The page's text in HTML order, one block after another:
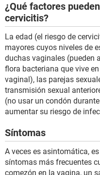
¿Qué factores
cervicitis?
La edad (el riesgo de
mayores cuyos niveles de
duchas vaginales (pueden
flora bacteriana que vive
vaginal), las parejas
transmisión sexual
(no usar un condón
aumentar su riesgo de
Síntomas
A veces es asintomática,
síntomas más frecuentes
comezón en la vagina, un